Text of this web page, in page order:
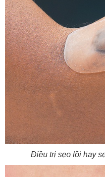
Điều trị sẹo lồi hay